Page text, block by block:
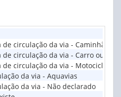
de circulação da via - Caminhão
circulação da via - Carro ou van
de circulação da via -
da via - Aquavias
da via - Não declarado